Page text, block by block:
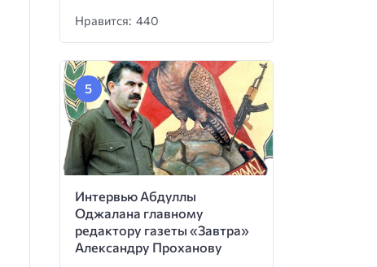
Нравится: 440
Интервью Абдуллы
Оджалана главному
редактору газеты «Завтра»
Александру Проханову